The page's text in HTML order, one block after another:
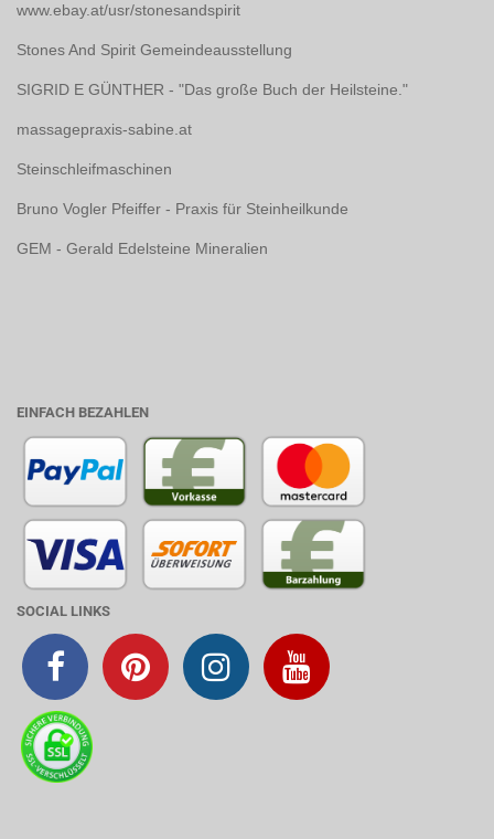
www.ebay.at/usr/stonesandspirit
Stones And Spirit Gemeindeausstellung
SIGRID E GÜNTHER - "Das große Buch der Heilsteine."
massagepraxis-sabine.at
Steinschleifmaschinen
Bruno Vogler Pfeiffer - Praxis für Steinheilkunde
GEM - Gerald Edelsteine Mineralien
EINFACH BEZAHLEN
SOCIAL LINKS